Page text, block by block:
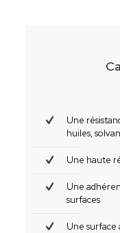
Une
huiles,
Une haute
Une
surfaces
Une surface